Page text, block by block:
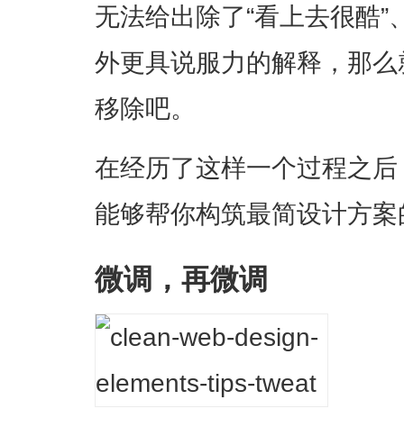
无法给出除了“看上去很酷”
外更具说服力的解释，那
移除吧。
在经历了这样一个过程之
能够帮你构筑最简设计方
微调，再微调